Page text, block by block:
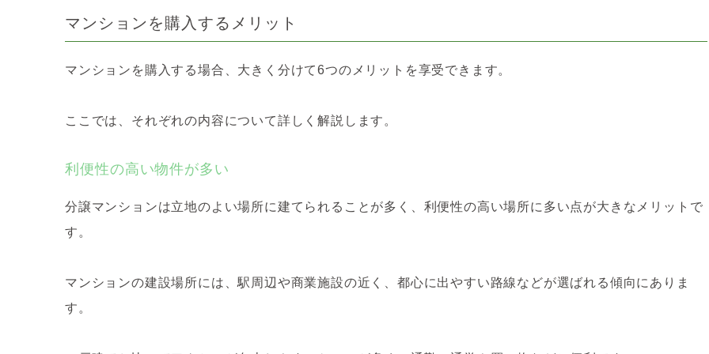
マンションを購入するメリット
マンションを購入する場合、大きく分けて6つのメリットを享受できます。
ここでは、それぞれの内容について詳しく解説します。
利便性の高い物件が多い
分譲マンションは立地のよい場所に建てられることが多く、利便性の高い場所に多い点が大きなメリットで
す。
マンションの建設場所には、駅周辺や商業施設の近く、都心に出やすい路線などが選ばれる傾向にありま
す。